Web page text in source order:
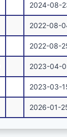
2024-08-
2022-08-
2022-08-
2023-04-
2023-03-
2026-01-